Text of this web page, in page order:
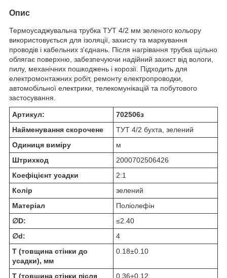
Опис
Термоусаджувальна трубка ТУТ 4/2 мм зеленого кольору
використовується для ізоляції, захисту та маркування
проводів і кабельних з'єднань. Після нагрівання трубка щільно
облягає поверхню, забезпечуючи надійний захист від вологи,
пилу, механічних пошкоджень і корозії. Підходить для
електромонтажних робіт, ремонту електропроводки,
автомобільної електрики, телекомунікацій та побутового
застосування.
Артикул:
702506з
Найменування скорочене
ТУТ 4/2 бухта, зелений
Одиниця виміру
м
Штрихкод
2000702506426
Коефіцієнт усадки
2:1
Колір
зелений
Матеріал
Поліолефін
∅D:
≤2.40
∅d:
4
T (товщина стінки до
усадки), мм
0.18±0.10
T (товщина стінки після
0.36±0.12